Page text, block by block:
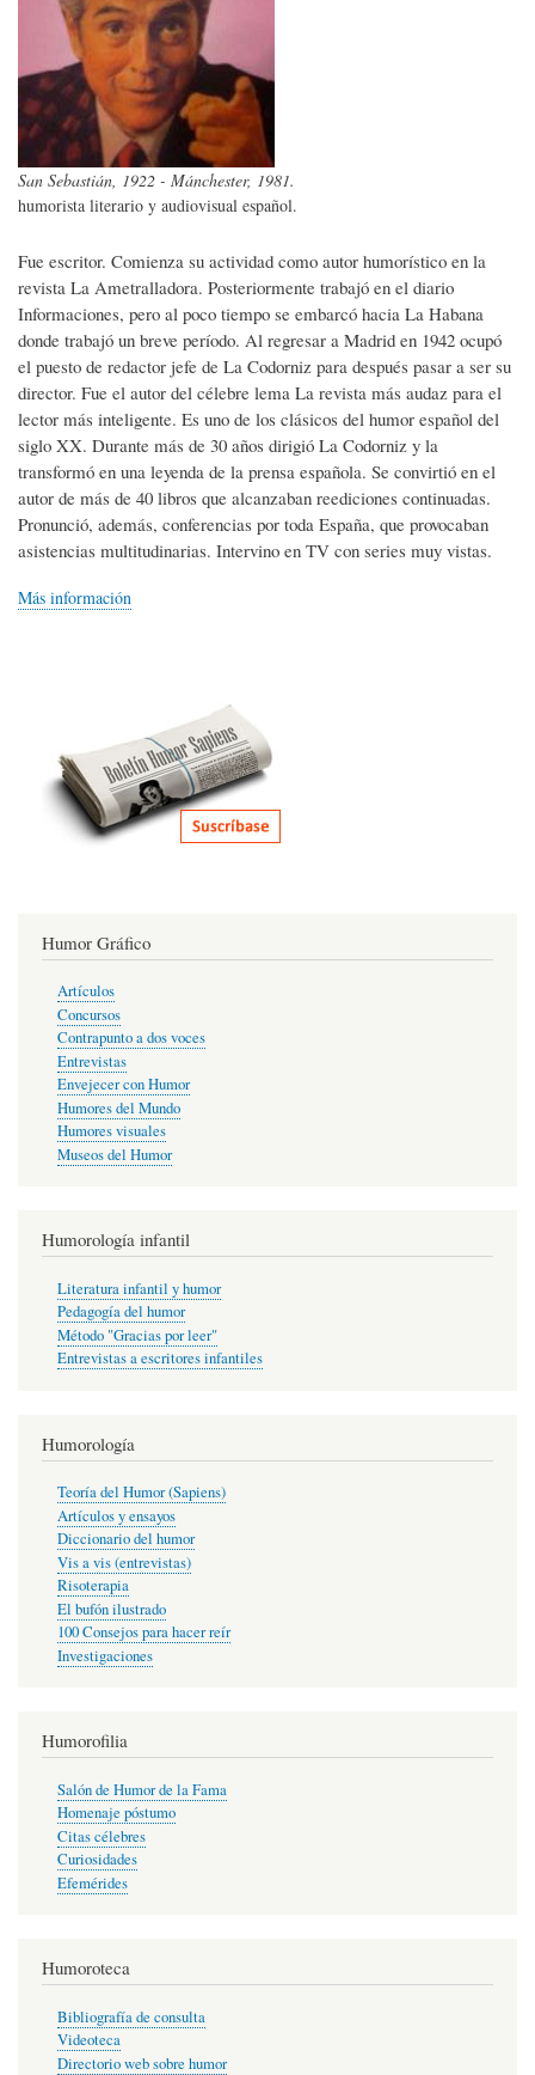
San Sebastián, 1922 - Mánchester, 1981.
humorista literario y audiovisual español.
Fue escritor. Comienza su actividad como autor humorístico en la
revista La Ametralladora. Posteriormente trabajó en el diario
Informaciones, pero al poco tiempo se embarcó hacia La Habana
donde trabajó un breve período. Al regresar a Madrid en 1942 ocupó
el puesto de redactor jefe de La Codorniz para después pasar a ser su
director. Fue el autor del célebre lema La revista más audaz para el
lector más inteligente. Es uno de los clásicos del humor español del
siglo XX. Durante más de 30 años dirigió La Codorniz y la
transformó en una leyenda de la prensa española. Se convirtió en el
autor de más de 40 libros que alcanzaban reediciones continuadas.
Pronunció, además, conferencias por toda España, que provocaban
asistencias multitudinarias. Intervino en TV con series muy vistas.
Más información
Humor Gráfico
Artículos
Concursos
Contrapunto a dos voces
Entrevistas
Envejecer con Humor
Humores del Mundo
Humores visuales
Museos del Humor
Humorología infantil
Literatura infantil y humor
Pedagogía del humor
Método "Gracias por leer"
Entrevistas a escritores infantiles
Humorología
Teoría del Humor (Sapiens)
Artículos y ensayos
Diccionario del humor
Vis a vis (entrevistas)
Risoterapia
El bufón ilustrado
100 Consejos para hacer reír
Investigaciones
Humorofilia
Salón de Humor de la Fama
Homenaje póstumo
Citas célebres
Curiosidades
Efemérides
Humoroteca
Bibliografía de consulta
Videoteca
Directorio web sobre humor